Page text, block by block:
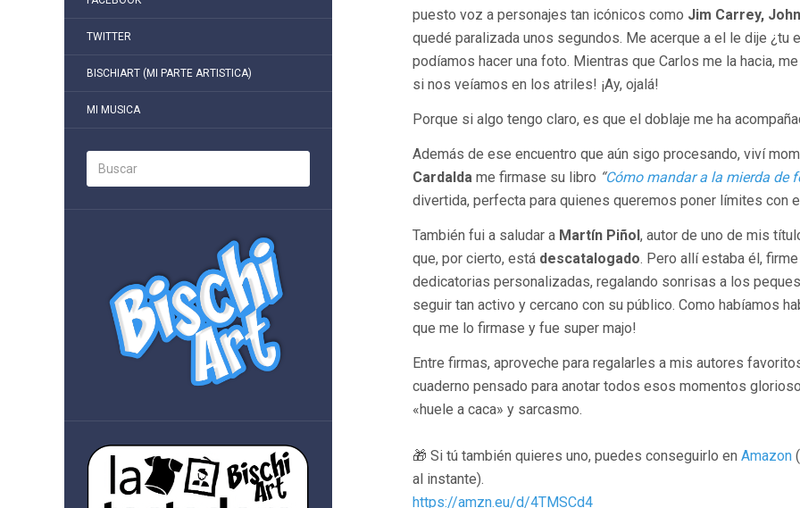
TWITTER
BISCHIART (MI PARTE ARTISTICA)
MI MUSICA
puesto voz a personajes tan icónicos como Jim Carrey,
quedé paralizada unos segundos. Me acerque a el le dije ¿tu
podíamos hacer una foto. Mientras que Carlos me la hacia,
si nos veíamos en los atriles! ¡Ay, ojalá!
Porque si algo tengo claro, es que el doblaje me ha
Además de ese encuentro que aún sigo procesando, viví
Cardalda me firmase su libro “Cómo mandar a la mierda de
divertida, perfecta para quienes queremos poner límites con
También fui a saludar a Martín Piñol, autor de uno de mis
que, por cierto, está descatalogado. Pero allí estaba él,
dedicatorias personalizadas, regalando sonrisas a los
seguir tan activo y cercano con su público. Como habíamos
que me lo firmase y fue super majo!
Entre firmas, aproveche para regalarles a mis autores
cuaderno pensado para anotar todos esos momentos
«huele a caca» y sarcasmo.
🎁 Si tú también quieres uno, puedes conseguirlo en Amazon
al instante).
https://amzn.eu/d/4TMSCd4